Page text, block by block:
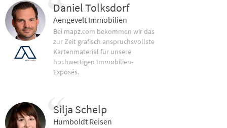
Daniel Tolksdorf
Aengevelt Immobilien
Bei mapz.com bekommen wir das
zur Zeit grafisch anspruchsvollste
Kartenmaterial für unsere
hochwertigen Immobilien-
Exposés.
Silja Schelp
Humboldt Reisen